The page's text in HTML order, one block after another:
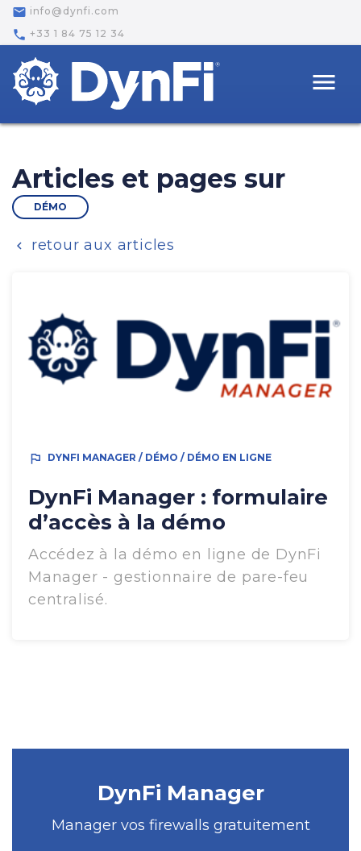
email info@dynfi.com
phone +33 1 84 75 12 34
menu
Articles et pages sur
DÉMO
chevron_left retour aux articles
outlined_flag DYNFI MANAGER / DÉMO / DÉMO EN LIGNE
DynFi Manager : formulaire
d’accès à la démo
Accédez à la démo en ligne de DynFi
Manager - gestionnaire de pare-feu
centralisé.
DynFi Manager
Manager vos firewalls gratuitement